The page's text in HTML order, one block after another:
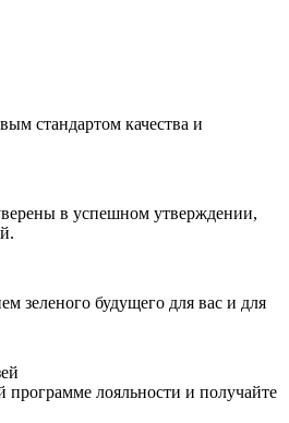
стандартом качества и
в успешном утверждении,
зеленого будущего для вас и для
программе лояльности и получайте